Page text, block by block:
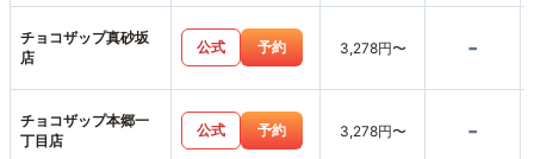
チョコザップ真砂坂
店
公式 予約 3,278円〜 -
チョコザップ本郷一
丁目店
公式 予約 3,278円〜 -